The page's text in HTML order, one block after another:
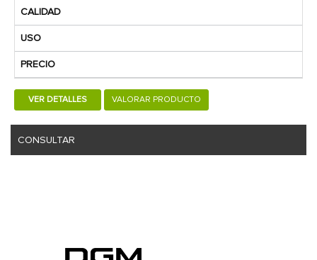
CALIDAD
USO
PRECIO
VER DETALLES VALORAR PRODUCTO
CONSULTAR